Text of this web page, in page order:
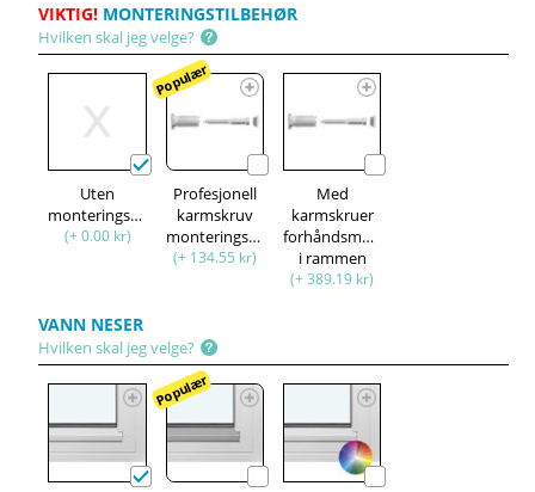
VIKTIG! MONTERINGSTILBEHØR
Hvilken skal jeg velge?
Uten
monteringssett
(+ 0.00 kr)
Populær
Profesjonell
karmskruv
monteringssett
(+ 134.55 kr)
Med
karmskruer
forhåndsmontert
i rammen
(+ 389.19 kr)
VANN NESER
Hvilken skal jeg velge?
Populær